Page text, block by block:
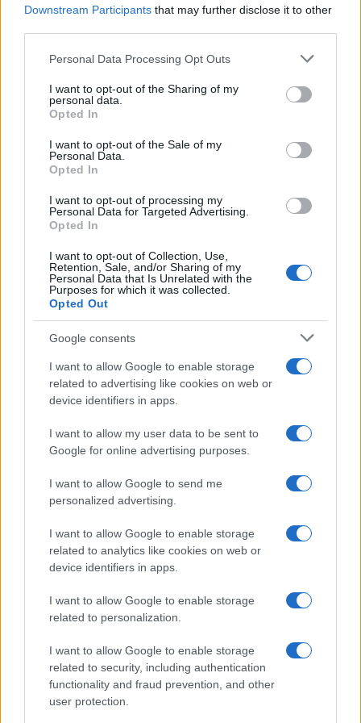
Downstream Participants that may further disclose it to other
Please note that this website/app uses one or more Google
not limited to your visit or usage behaviour. You may click to
grant or deny consent to Google and its third-party tags to
use your data for below specified purposes in below Google
consent section.
Personal Data Processing Opt Outs
I want to opt-out of the Sharing of my
personal data.
Opted In
I want to opt-out of the Sale of my
Personal Data.
Opted In
I want to opt-out of processing my
Personal Data for Targeted Advertising.
Opted In
I want to opt-out of Collection, Use,
Retention, Sale, and/or Sharing of my
Personal Data that Is Unrelated with the
Purposes for which it was collected.
Opted Out
Google consents
I want to allow Google to enable storage
related to advertising like cookies on web or
device identifiers in apps.
I want to allow my user data to be sent to
Google for online advertising purposes.
I want to allow Google to send me
personalized advertising.
I want to allow Google to enable storage
related to analytics like cookies on web or
device identifiers in apps.
I want to allow Google to enable storage
related to personalization.
I want to allow Google to enable storage
related to security, including authentication
functionality and fraud prevention, and other
user protection.
Ροή Ειδήσεων
Η Χαμάς δηλώνει εκ νέου έτοιμη να
Γάζα
Συντριβή Sikorsky CH-54A Tarhe σε
αεροπυρόσβεση στη Γιούτα
ΣΑΝ ΣΗΜΕΡΑ – 8 Αυγούστου 1588:
ισπανική αρμάδα σκορπίζει
Οι Ινδοί πήγαν Pitch Black 26 με μια
ιδιαιτερότητα
Πλωτά data center με ενέργεια από τα
κύματα – το AI ανοίγεται στον ωκεανό